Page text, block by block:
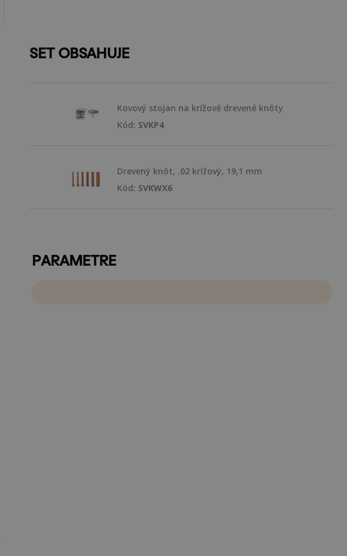
SET OBSAHUJE
Kovový stojan na krížové drevené knôty
Kód: SVKP4
Drevený knôt, .02 krížový, 19,1 mm
Kód: SVKWX6
PARAMETRE